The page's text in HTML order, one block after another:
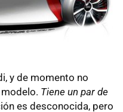
y de momento no
Tiene un par de
es desconocida, pero